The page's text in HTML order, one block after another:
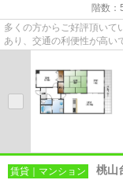
階数：
多くの方からご好評頂いて
あり、交通の利便性が高い
賃貸｜マンション 桃山